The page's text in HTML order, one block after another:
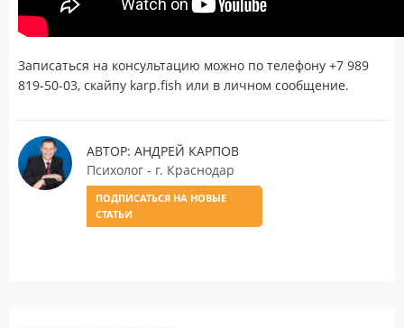
Записаться на консультацию можно по телефону +7 989
819-50-03, скайпу karp.fish или в личном сообщение.
АВТОР: АНДРЕЙ КАРПОВ
Психолог - г. Краснодар
ПОДПИСАТЬСЯ НА НОВЫЕ
СТАТЬИ